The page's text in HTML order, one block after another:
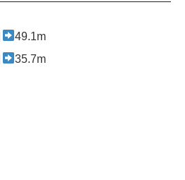
49.1m
35.7m